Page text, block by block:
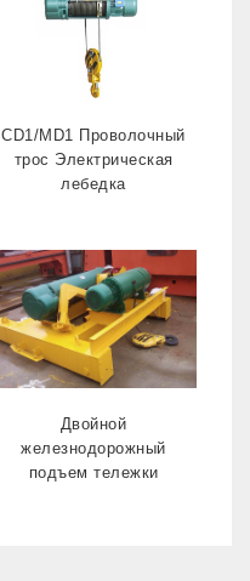
CD1/MD1 Проволочный
трос Электрическая
лебедка
Двойной
железнодорожный
подъем тележки